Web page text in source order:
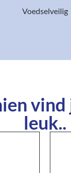
Voedselveilig
leuk..